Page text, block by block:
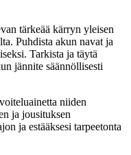
tärkeää kärryn yleisen
Puhdista akun navat ja
Tarkista ja täytä
jännite säännöllisesti
niiden
ja jousituksen
ja estääksesi tarpeetonta